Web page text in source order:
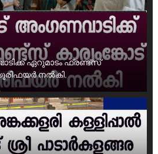
ഏറുമാടം ഫ്രണ്ട്സ്
നൽകി.